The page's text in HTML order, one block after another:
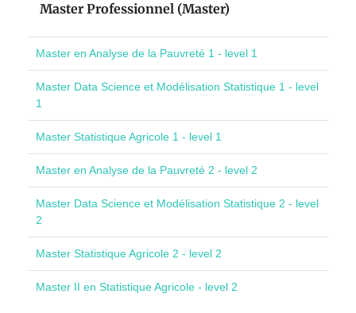
Master Professionnel (Master)
Master en Analyse de la Pauvreté 1 - level 1
Master Data Science et Modélisation Statistique 1 - level
1
Master Statistique Agricole 1 - level 1
Master en Analyse de la Pauvreté 2 - level 2
Master Data Science et Modélisation Statistique 2 - level
2
Master Statistique Agricole 2 - level 2
Master II en Statistique Agricole - level 2